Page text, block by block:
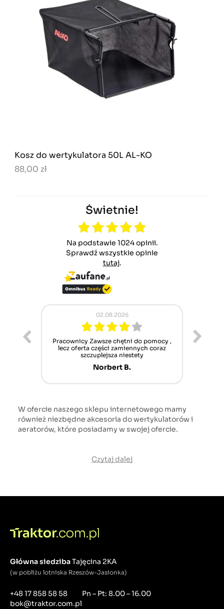
Kosz do wertykulatora 50L AL-KO
88,00 zł
Świetnie!
Na podstawie 1024 opinii.
Sprawdź wszystkie opinie
tutaj.
02.08.2026
Pracownicy Zawsze chętni do pomocy ,
lecz oferta części zamiennych coraz
szczuplejsza niestety
Norbert B.
W ofercie naszego sklepu internetowego mamy
również niezbędne akcesoria do wertykulatorów i
aeratorów, które posiadamy w swojej ofercie.
Czytaj dalej
Główna siedzibaTajęcina 2KA
(w pobliżu lotniska Rzeszów-Jasionka)
+48 17 858 58 58
bok@traktor.com.pl
Pn – Pt: 8.00 – 16.00